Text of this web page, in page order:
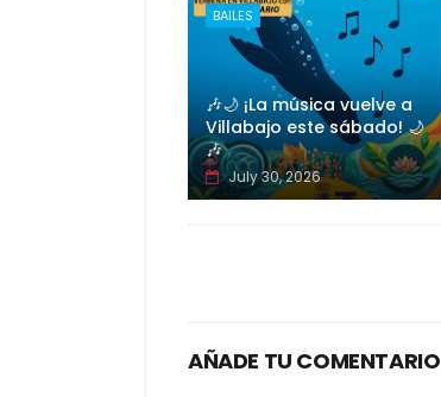
BAILES
🎶🌙 ¡La música vuelve a
Villabajo este sábado! 🌙
🎶
July 30, 2026
AÑADE TU COMENTARIO